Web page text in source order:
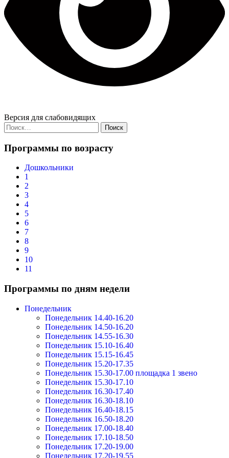
Версия для слабовидящих
Найти:
Программы по возрасту
Дошкольники
1
2
3
4
5
6
7
8
9
10
11
Программы по дням недели
Понедельник
Понедельник 14.40-16.20
Понедельник 14.50-16.20
Понедельник 14.55-16.30
Понедельник 15.10-16.40
Понедельник 15.15-16.45
Понедельник 15.20-17.35
Понедельник 15.30-17.00 площадка 1 звено
Понедельник 15.30-17.10
Понедельник 16.30-17.40
Понедельник 16.30-18.10
Понедельник 16.40-18.15
Понедельник 16.50-18.20
Понедельник 17.00-18.40
Понедельник 17.10-18.50
Понедельник 17.20-19.00
Понедельник 17.20-19.55